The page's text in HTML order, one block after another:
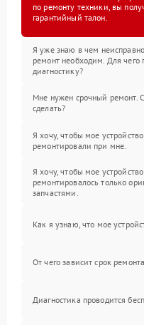
по ремонту техники, вы
гарантийный талон.
Я уже знаю в чем
ремонт необходим. Для чего
диагностику?
Мне нужен срочный ремонт.
сделать?
Я хочу, чтобы мое устройство
ремонтировали при мне.
Я хочу, чтобы мое устройство
ремонтировалось только
запчастями.
Как я узнаю, что мое
От чего зависит срок
Диагностика проводится